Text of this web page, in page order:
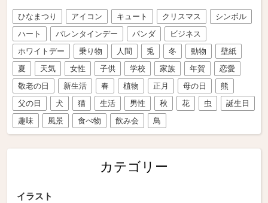
ひなまつり アイコン キュート クリスマス
シンボル
ハート
バレンタインデー パンダ
ビジネス
ホワイトデー
乗り物 人間 兎 冬 動物
壁紙
夏
天気 女性 子供 学校 家族 年賀
恋愛
敬老の日
新生活 春 植物 正月 母の日
熊
父の日
犬 猫 生活 男性 秋 花 虫
誕生日
趣味
風景 食べ物 飲み会 鳥
カテゴリー
イラスト